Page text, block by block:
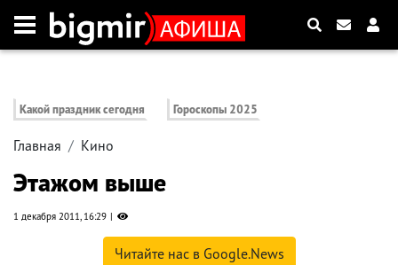
Какой праздник сегодня Гороскопы 2025
Главная Кино
Этажом выше
1 декабря 2011, 16:29
Читайте нас в Google.News